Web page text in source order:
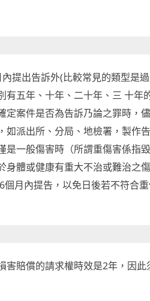
提出告訴外(比較常見的類型是
五年、十年、二十年、三 十年
案件是否為告訴乃論之罪時，
派出所、分局、地檢署，製作
一般傷害時（所謂重傷害係指
體或健康有重大不治或難治之
月內提告，以免日後若不符合
賠償的請求權時效是2年，因